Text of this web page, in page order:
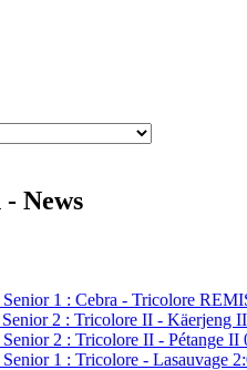
News
1 : Cebra - Tricolore
Senior 2 : Tricolore II - Käerjeng
2 : Tricolore II - Pétange II
1 : Tricolore - Lasauvage